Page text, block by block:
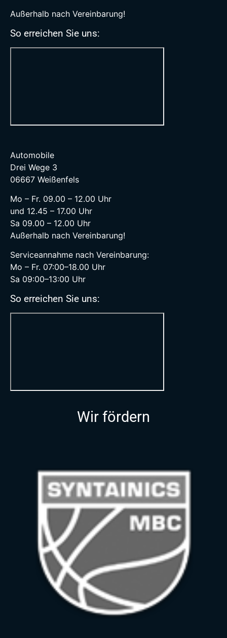
Außerhalb nach Vereinbarung!
So erreichen Sie uns:
Automobile
Drei Wege 3
06667 Weißenfels
Mo – Fr. 09.00 – 12.00 Uhr
und 12.45 – 17.00 Uhr
Sa 09.00 – 12.00 Uhr
Außerhalb nach Vereinbarung!
Serviceannahme nach Vereinbarung:
Mo – Fr. 07:00–18.00 Uhr
Sa 09:00–13:00 Uhr
So erreichen Sie uns:
Wir fördern